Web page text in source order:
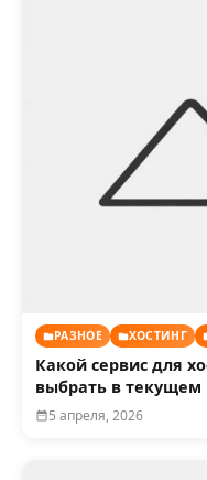
РАЗНОЕ ХОСТИНГ
Какой сервис для
выбрать в текущем
5 апреля, 2026